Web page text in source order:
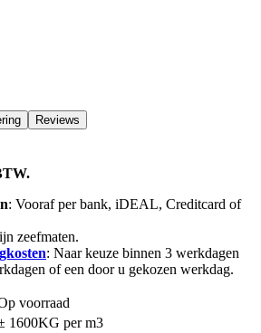
Reviews
: Vooraf per bank, iDEAL, Creditcard of
zeefmaten.
: Naar keuze binnen 3 werkdagen
of een door u gekozen werkdag.
voorraad
1600KG per m3